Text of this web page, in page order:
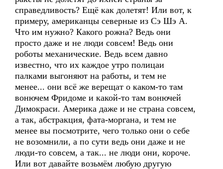
справедливость? Ещё как долетят! Или вот, к
примеру, американцы северные из Сэ Шэ А.
Что им нужно? Какого рожна? Ведь они
просто даже и не люди совсем! Ведь они
роботы механические. Ведь всем давно
известно, что их каждое утро полицаи
палками выгоняют на работы, и тем не
менее... они всё же верещат о каком-то там
вонючем Фридоме и какой-то там вонючей
Димокраси. Америка даже и не страна совсем,
а так, абстракция, фата-моргана, и тем не
менее вы посмотрите, чего только они о себе
не возомнили, а по сути ведь они даже и не
люди-то совсем, а так... не люди они, короче.
Или вот давайте возьмём любую другую